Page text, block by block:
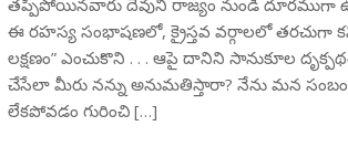
ఈ రహస్య సంభాషణ‌లో, క్రైస్తవ వర్గాలలో తరచుగా
లక్షణం” ఎంచుకొని . . . ఆపై దానిని సానుకూల
చేసేలా మీరు నన్ను అనుమతిస్తారా? నేను మన
లేకపోవడం గురించి […]